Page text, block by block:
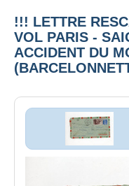
!!! LETTRE
VOL PARIS -
ACCIDENT DU